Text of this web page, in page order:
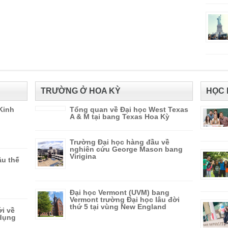
thế
về
TRƯỜNG Ở HOA KỲ
Tổng quan về Đại học West Texas
A & M tại bang Texas Hoa Kỳ
Trường Đại học hàng đầu về
nghiên cứu George Mason bang
Virigina
Đại học Vermont (UVM) bang
Vermont trường Đại học lâu đời
thứ 5 tại vùng New England
HỌC